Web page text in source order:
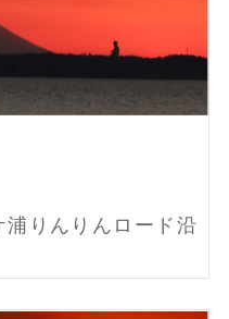
りんりんロード沿